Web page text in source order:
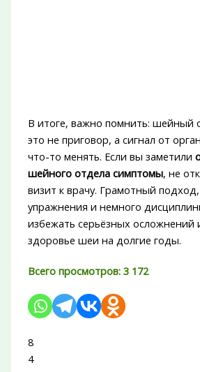
В итоге, важно помнить: шейный
это не приговор, а сигнал от
что-то менять. Если вы заметили
шейного отдела симптомы, не
визит к врачу. Грамотный
упражнения и немного
избежать серьёзных осложнений
здоровье шеи на долгие годы.
Всего просмотров: 3 172
8
4